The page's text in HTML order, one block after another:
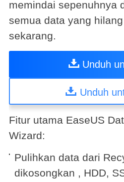
memindai sepenuhnya
semua data yang
sekarang.
Unduh
Unduh
Fitur utama EaseUS
Wizard:
Pulihkan data dari
dikosongkan , HDD,